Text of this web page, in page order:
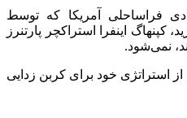
فراساحلی آمریکا که توسط
اینفرا استراکچر پارتنرز
نمی‌شود.
استراتژی خود برای کربن زدایی